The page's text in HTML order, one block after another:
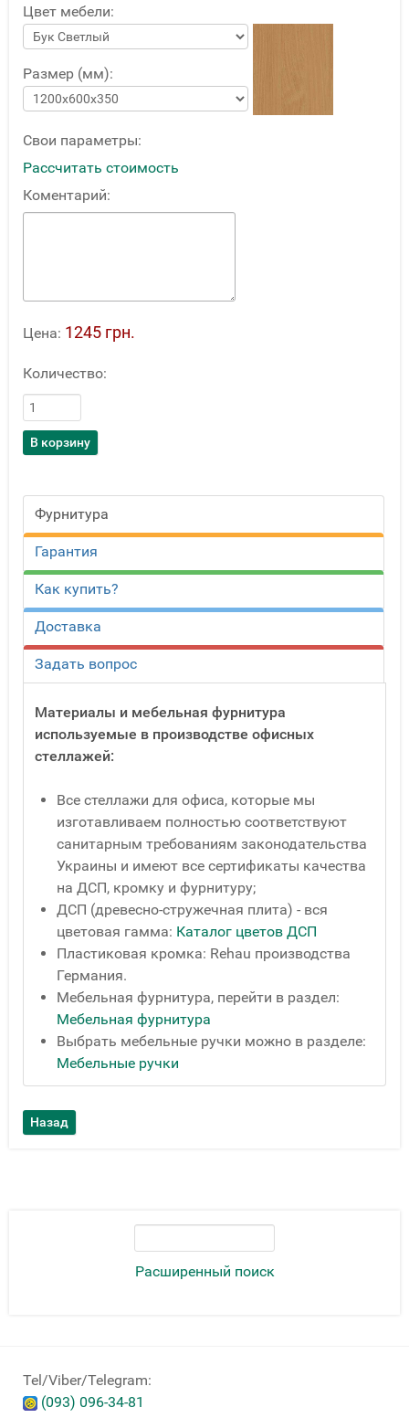
Расширенный поиск
Цвет мебели:
Размер (мм):
Свои параметры:
Рассчитать стоимость
Коментарий:
Цена: 1245 грн.
Количество:
Фурнитура
Гарантия
Как купить?
Доставка
Задать вопрос
Материалы и мебельная фурнитура
используемые в производстве офисных
стеллажей:
Все стеллажи для офиса, которые мы
изготавливаем полностью соответствуют
санитарным требованиям законодательства
Украины и имеют все сертификаты качества
на ДСП, кромку и фурнитуру;
ДСП (древесно-стружечная плита) - вся
цветовая гамма: Каталог цветов ДСП
Пластиковая кромка: Rehau производства
Германия.
Мебельная фурнитура, перейти в раздел:
Мебельная фурнитура
Выбрать мебельные ручки можно в разделе:
Мебельные ручки
Tel/Viber/Telegram:
(093) 096-34-81